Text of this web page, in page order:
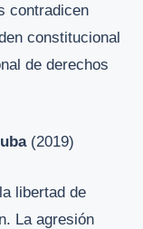
contradicen
constitucional
de derechos
(2019)
libertad de
La agresión